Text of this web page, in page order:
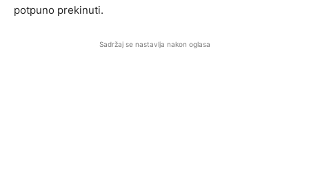
potpuno prekinuti.
Sadržaj se nastavlja nakon oglasa